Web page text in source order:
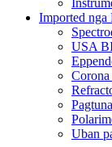
Imported nga
USA
Corona
Uban